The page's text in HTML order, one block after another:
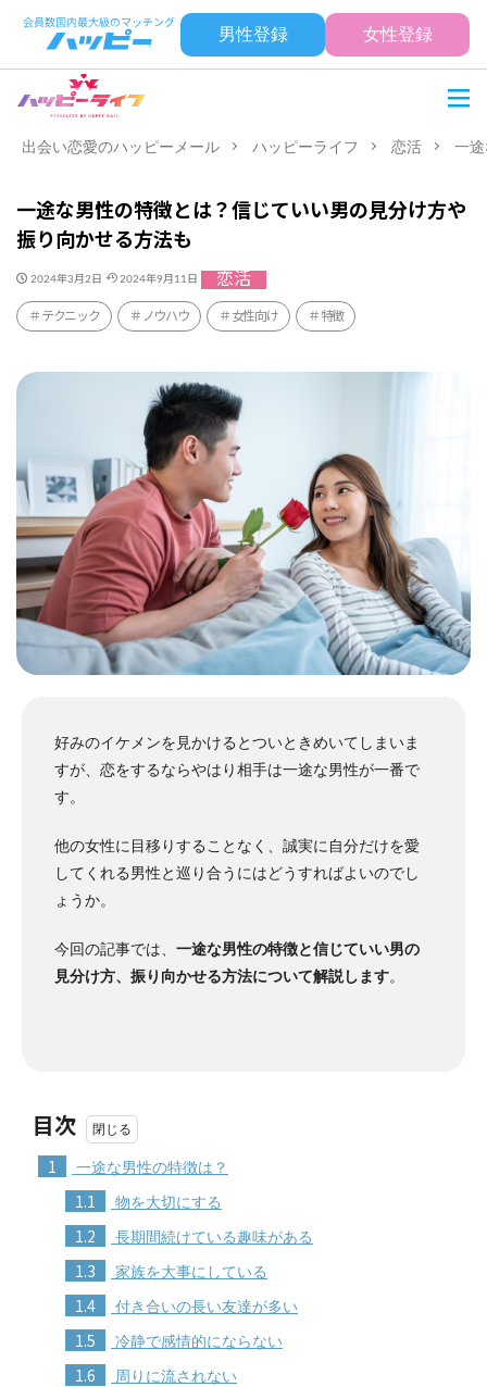
男性登録 女性登録
出会い恋愛のハッピーメール ハッピーライフ 恋活 一
一途な男性の特徴とは？信じていい男の見分け方や
振り向かせる方法も
2024年3月2日 2024年9月11日 恋活
テクニック ノウハウ 女性向け 特徴
好みのイケメンを見かけるとついときめいてしまいま
すが、恋をするならやはり相手は一途な男性が一番で
す。
他の女性に目移りすることなく、誠実に自分だけを愛
してくれる男性と巡り合うにはどうすればよいのでし
ょうか。
今回の記事では、 一途な男性の特徴と信じていい男の
見分け方、振り向かせる方法について解説します。
目次
1 一途な男性の特徴は？
1.1 物を大切にする
1.2 長期間続けている趣味がある
1.3 家族を大事にしている
1.4 付き合いの長い友達が多い
1.5 冷静で感情的にならない
1.6 周りに流されない